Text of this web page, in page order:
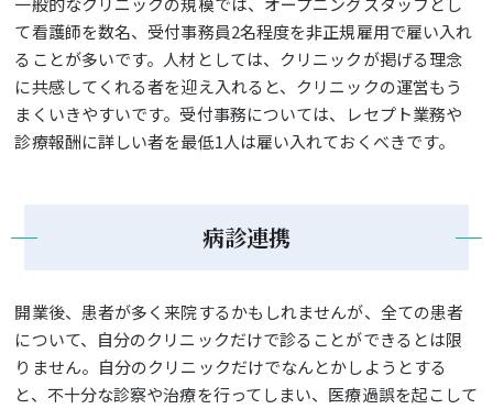
て看護師を数名、受付事務員2名程度を非正規雇用で雇い入れ
ることが多いです。人材としては、クリニックが掲げる理念
に共感してくれる者を迎え入れると、クリニックの運営もう
まくいきやすいです。受付事務については、レセプト業務や
診療報酬に詳しい者を最低1人は雇い入れておくべきです。
病診連携
開業後、患者が多く来院するかもしれませんが、全ての患者
について、自分のクリニックだけで診ることができるとは限
りません。自分のクリニックだけでなんとかしようとする
と、不十分な診察や治療を行ってしまい、医療過誤を起こして